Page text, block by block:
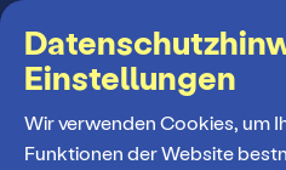
Suchbegriff
Einstellungen
Wir verwenden Cookies, um
Funktionen der Website